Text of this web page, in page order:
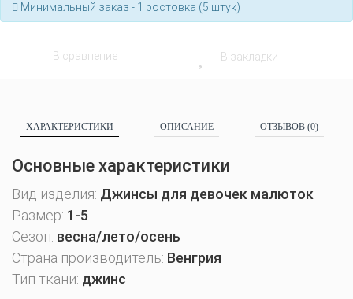
Минимальный заказ - 1 ростовка (5 штук)
В сравнение В закладки
ХАРАКТЕРИСТИКИ ОПИСАНИЕ ОТЗЫВОВ (0)
Основные характеристики
Вид изделия: Джинсы для девочек малюток
Размер: 1-5
Сезон: весна/лето/осень
Страна производитель: Венгрия
Тип ткани: джинс